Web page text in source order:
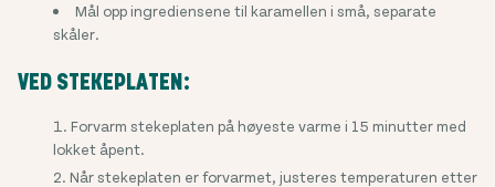
Mål opp ingrediensene til karamellen i små, separate
skåler.
VED STEKEPLATEN:
Forvarm stekeplaten på høyeste varme i 15 minutter med
lokket åpent.
Når stekeplaten er forvarmet, justeres temperaturen etter